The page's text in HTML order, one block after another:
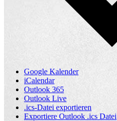
Google Kalender
iCalendar
Outlook 365
Outlook Live
.ics-Datei exportieren
Exportiere Outlook .ics Datei